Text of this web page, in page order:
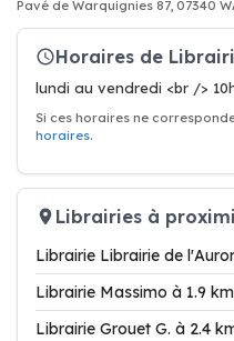
Pavé de Warquignies 87, 07340
Horaires de
lundi au vendredi <br />
Si ces horaires ne
horaires.
Librairies à
Librairie Librairie de
Librairie Massimo à 1.9 km
Librairie Grouet G. à 2.4